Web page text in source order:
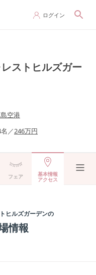
ログイン
ストヒルズガー
空港
名 ／246万円
フェア 基本情報
アクセス
ヒルズガーデンの
情報